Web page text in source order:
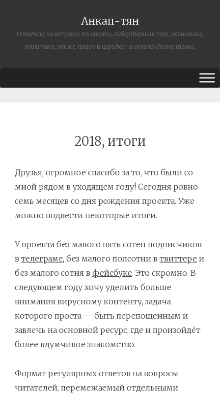
Анкап-тян
Отвечаю на вопросы по анкапу, либертарианству, экономике,
политике, этике, праву и изредка на отвлечённые темы.
2018, итоги
Друзья, огромное спасибо за то, что были со
мной рядом в уходящем году! Сегодня ровно
семь месяцев со дня рождения проекта. Уже
можно подвести некоторые итоги.
У проекта без малого пять сотен подписчиков
в телеграме, без малого полсотни в твиттере и
без малого сотня в фейсбуке. Это скромно. В
следующем году хочу уделить больше
внимания вирусному контенту, задача
которого проста — быть перепощенным и
завлечь на основной ресурс, где и произойдёт
более вдумчивое знакомство.
Формат регулярных ответов на вопросы
читателей, перемежаемый отдельными